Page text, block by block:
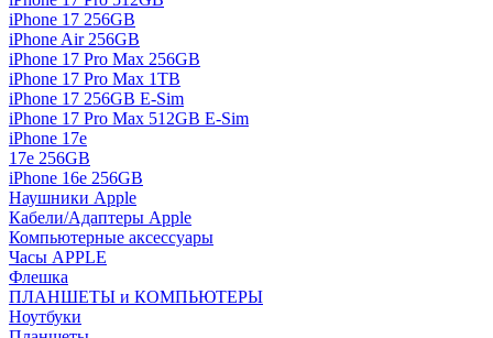
iPhone 17 256GB
iPhone Air 256GB
iPhone 17 Pro Max 256GB
iPhone 17 Pro Max 1TB
iPhone 17 256GB E-Sim
iPhone 17 Pro Max 512GB E-Sim
iPhone 17e
17e 256GB
iPhone 16e 256GB
Наушники Apple
Кабели/Адаптеры Apple
Компьютерные аксессуары
Часы APPLE
Флешка
ПЛАНШЕТЫ и КОМПЬЮТЕРЫ
Ноутбуки